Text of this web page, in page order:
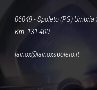
06049 - Spoleto (PG) Umbria
Km. 131.400
lainox@lainoxspoleto.it